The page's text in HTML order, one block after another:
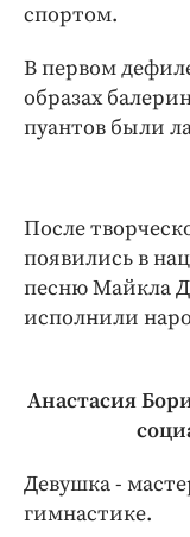
спортом.
В первом
образах
пуантов были
После
появились в
песню Майкла
исполнили
Анастасия
Девушка -
гимнастике.